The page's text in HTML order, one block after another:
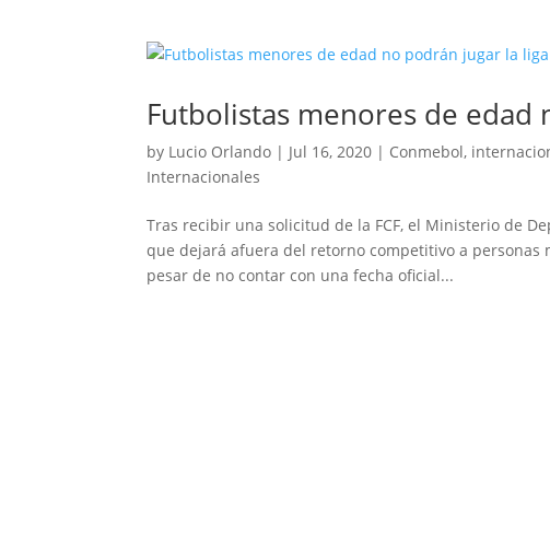
Futbolistas menores de
by Lucio Orlando | Jul 16, 2020 | Conmebol,
Internacionales
Tras recibir una solicitud de la FCF, el Ministerio de
que dejará afuera del retorno competitivo a personas
pesar de no contar con una fecha oficial...